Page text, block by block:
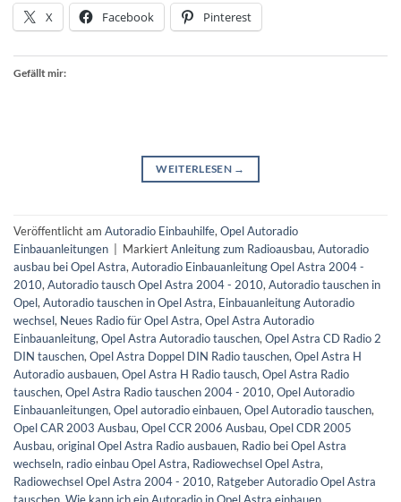
X Facebook Pinterest
Gefällt mir:
WEITERLESEN →
Veröffentlicht am Autoradio Einbauhilfe, Opel Autoradio
Einbauanleitungen
MarkiertAnleitung zum Radioausbau, Autoradio
ausbau bei Opel Astra, Autoradio Einbauanleitung Opel Astra 2004 -
2010, Autoradio tausch Opel Astra 2004 - 2010, Autoradio tauschen in
Opel, Autoradio tauschen in Opel Astra, Einbauanleitung Autoradio
wechsel, Neues Radio für Opel Astra, Opel Astra Autoradio
Einbauanleitung, Opel Astra Autoradio tauschen, Opel Astra CD Radio 2
DIN tauschen, Opel Astra Doppel DIN Radio tauschen, Opel Astra H
Autoradio ausbauen, Opel Astra H Radio tausch, Opel Astra Radio
tauschen, Opel Astra Radio tauschen 2004 - 2010, Opel Autoradio
Einbauanleitungen, Opel autoradio einbauen, Opel Autoradio tauschen,
Opel CAR 2003 Ausbau, Opel CCR 2006 Ausbau, Opel CDR 2005
Ausbau, original Opel Astra Radio ausbauen, Radio bei Opel Astra
wechseln, radio einbau Opel Astra, Radiowechsel Opel Astra,
Radiowechsel Opel Astra 2004 - 2010, Ratgeber Autoradio Opel Astra
tauschen, Wie kann ich ein Autoradio in Opel Astra einbauen